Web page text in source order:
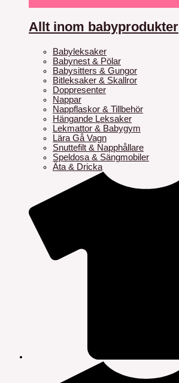
Allt inom babyprodukter
Babyleksaker
Babynest & Pölar
Babysitters & Gungor
Bitleksaker & Skallror
Doppresenter
Nappar
Nappflaskor & Tillbehör
Hängande Leksaker
Lekmattor & Babygym
Lära Gå Vagn
Snuttefilt & Napphållare
Speldosa & Sängmobiler
Äta & Dricka